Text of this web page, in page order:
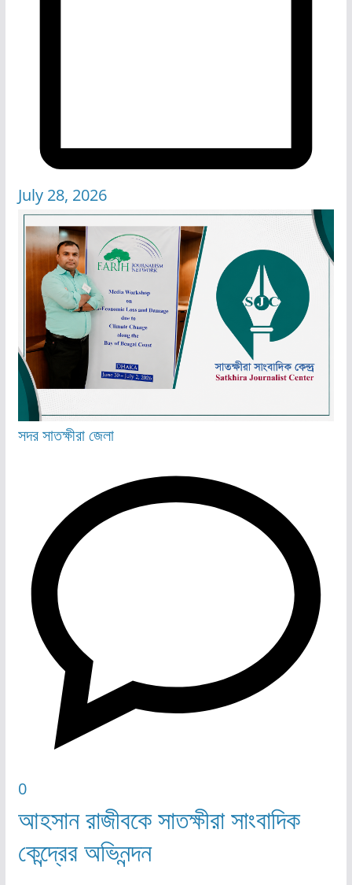
July 28, 2026
সদরসাতক্ষীরা জেলা
0
আহসান রাজীবকে সাতক্ষীরা সাংবাদিক
কেন্দ্রের অভিনন্দন